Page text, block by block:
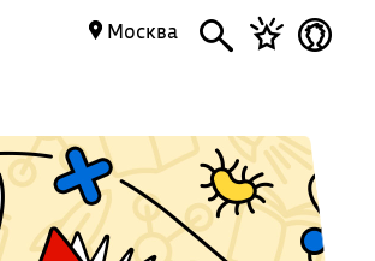
Москва